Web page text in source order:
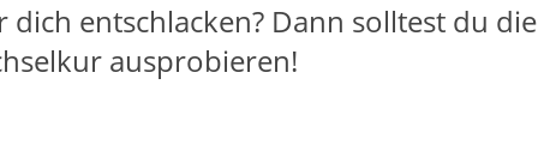
entschlacken? Dann solltest du die
ausprobieren!